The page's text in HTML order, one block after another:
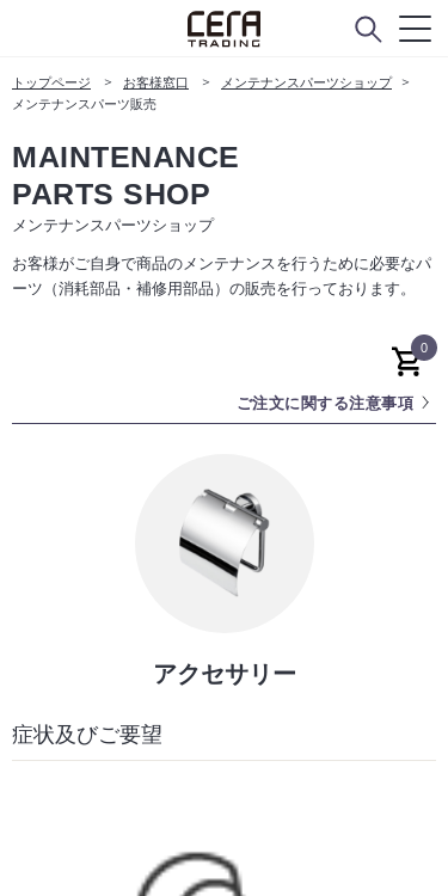
トップページ お客様窓口
メンテナンスパーツショップ
メンテナンスパーツ販売
MAINTENANCE
PARTS SHOP
メンテナンスパーツショップ
お客様がご自身で商品のメンテナンスを行うために必要なパ
ーツ（消耗部品・補修用部品）の販売を行っております。
0
ご注文に関する注意事項
アクセサリー
症状及びご要望